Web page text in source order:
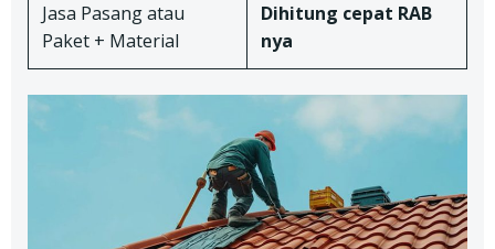
Jasa Pasang atau
Paket + Material
Dihitung cepat RAB
nya